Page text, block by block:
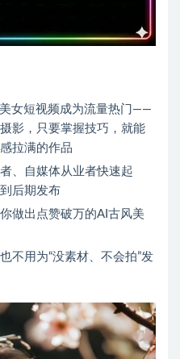
女短视频成为流量热门——
影，只要掌握技巧，就能
拉满的作品
、自媒体从业者快速起
后期发布
做出点赞破万的AI古风美
不用为“没素材、不会拍”发